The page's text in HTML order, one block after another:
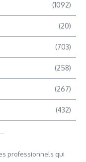
(1092)
(20)
(703)
(258)
(267)
(432)
professionnels qui